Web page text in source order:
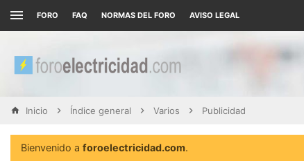
FORO FAQ NORMAS DEL FORO AVISO LEGAL
Inicio Índice general Varios Publicidad
Bienvenido a foroelectricidad.com.